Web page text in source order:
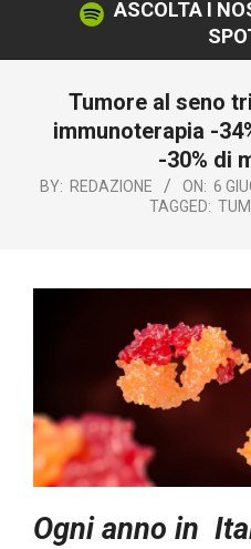
ASCOLTA I
Tumore al seno
immunoterapia -
-30% di
BY: REDAZIONE ON: 6
TAGGED:
Ogni anno in